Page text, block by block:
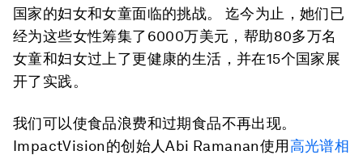
国家的妇女和女童面临的挑战。 迄今为止，她们已
经为这些女性筹集了6000万美元，帮助80多万名
女童和妇女过上了更健康的生活，并在15个国家展
开了实践。
我们可以使食品浪费和过期食品不再出现。
ImpactVision的创始人Abi Ramanan使用高光谱相